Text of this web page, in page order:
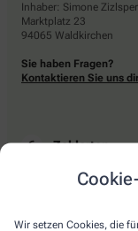
Wir setzen Cookies, die
Inhaber: Simone
Marktplatz 23
94065 Waldkirchen
Sie haben Fragen?
Kontaktieren Sie uns
Zahlarten
Bar oder mit einer